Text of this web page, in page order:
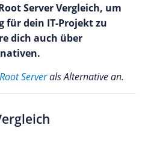
Server Vergleich, um
für dein IT-Projekt zu
dich auch über
Serverals Alternative an.